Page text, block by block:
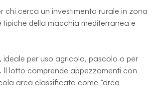
cerca un investimento rurale in zona
della macchia mediterranea e
per uso agricolo, pascolo o per
Il lotto comprende appezzamenti con
area classificata come “area